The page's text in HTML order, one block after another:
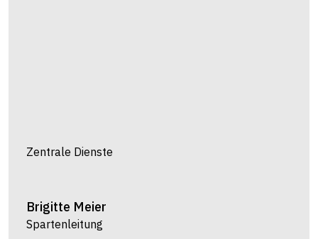
Zentrale Dienste
Brigitte Meier
Spartenleitung